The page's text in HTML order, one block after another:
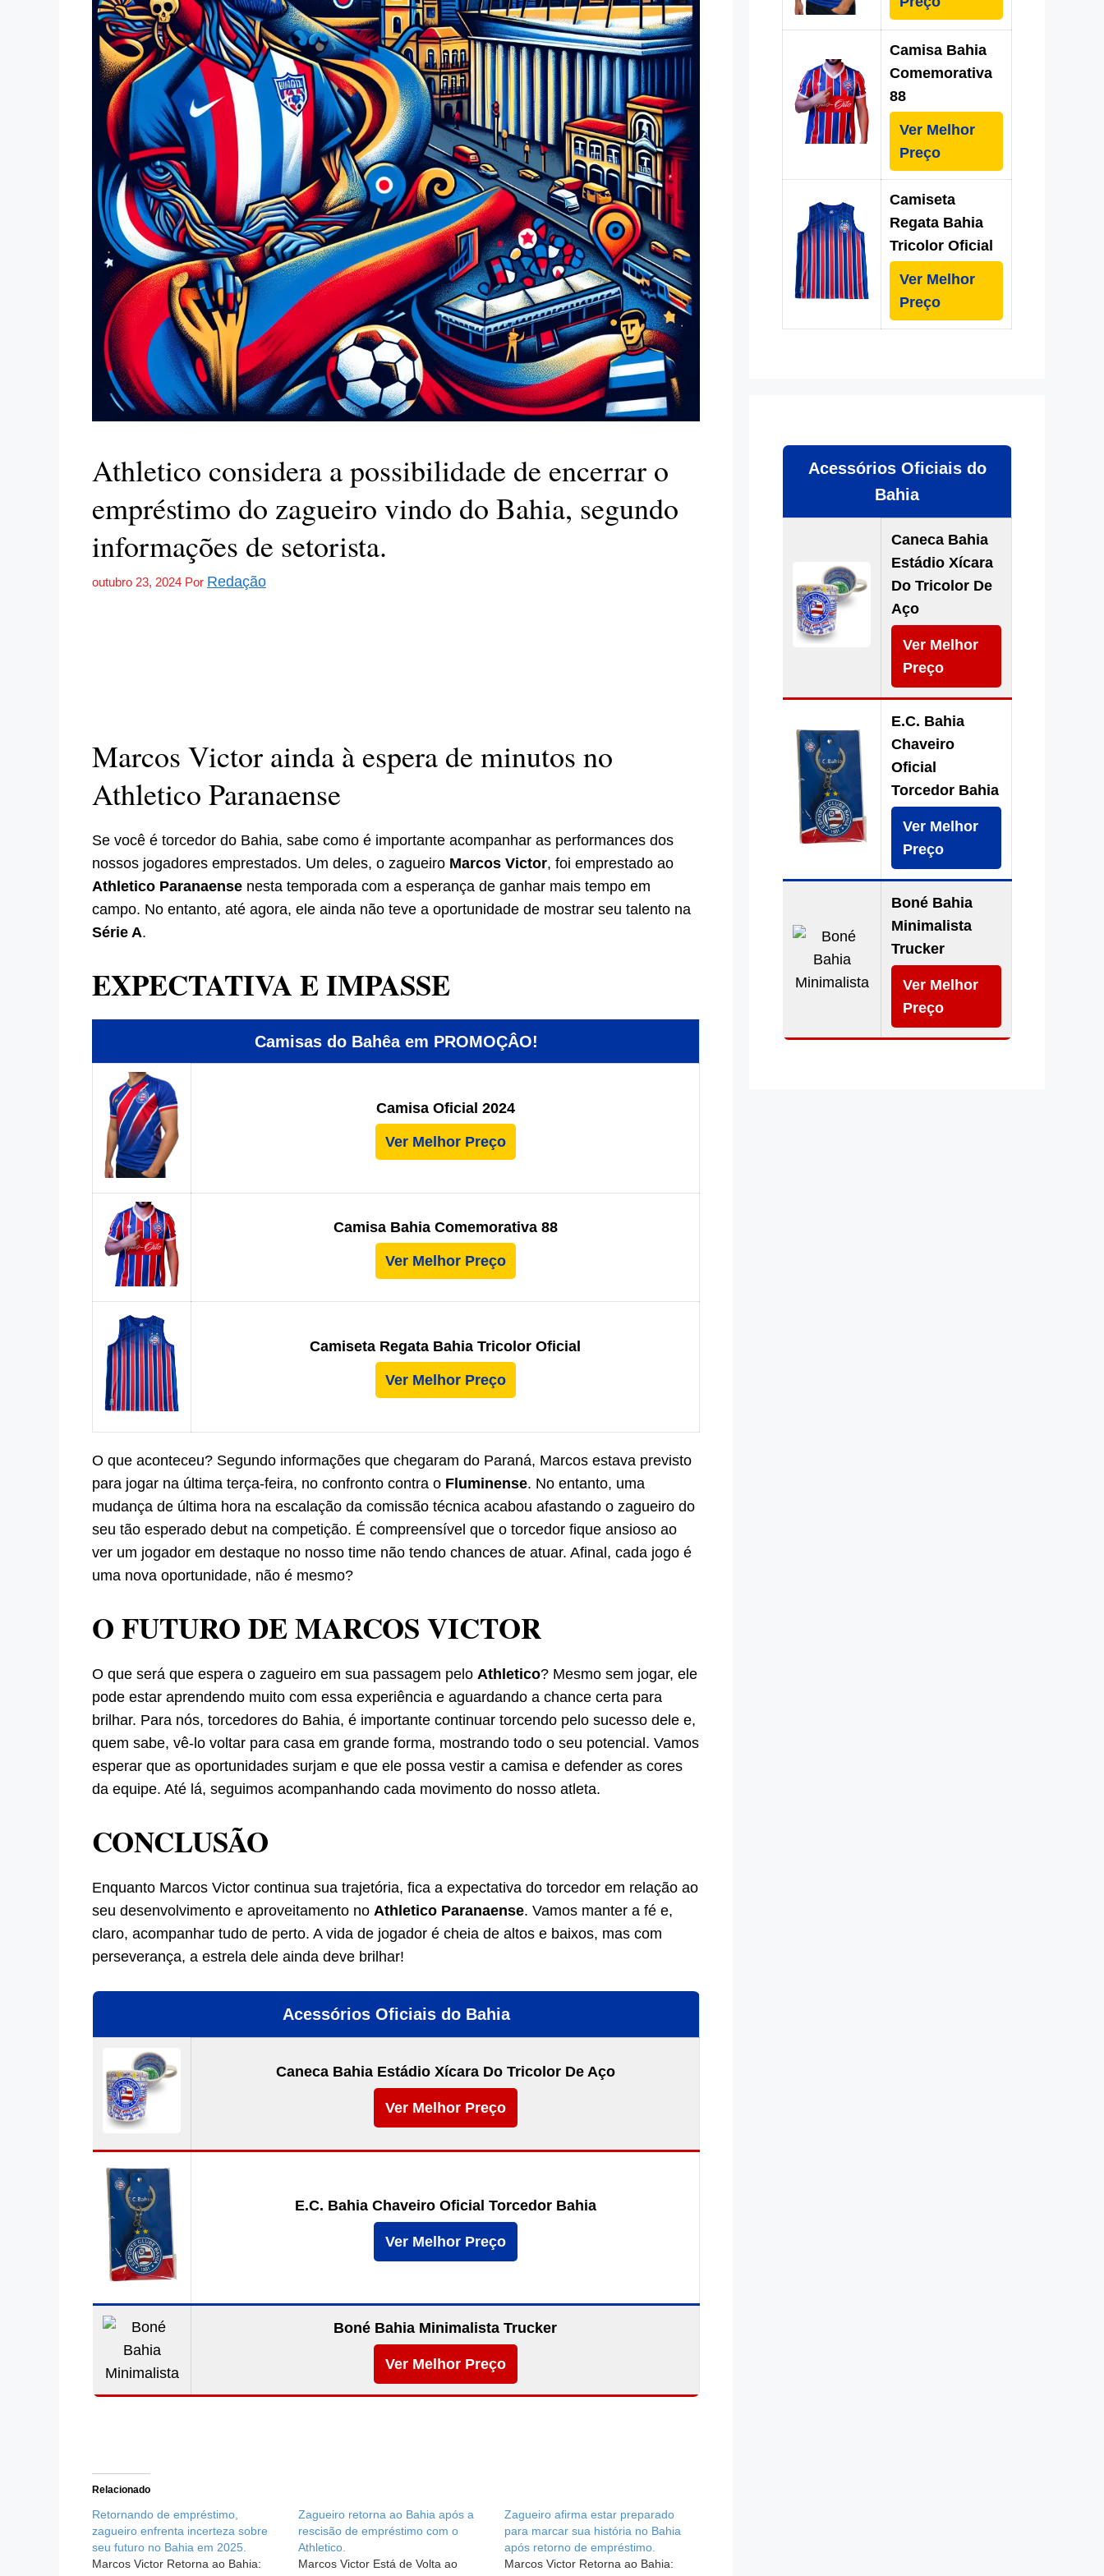
Athletico considera a possibilidade de encerrar o
empréstimo do zagueiro vindo do Bahia, segundo
informações de setorista.
outubro 23, 2024 Por Redação
Marcos Victor ainda à espera de minutos no
Athletico Paranaense
Se você é torcedor do Bahia, sabe como é importante acompanhar as performances dos
nossos jogadores emprestados. Um deles, o zagueiro Marcos Victor, foi emprestado ao
Athletico Paranaense nesta temporada com a esperança de ganhar mais tempo em
campo. No entanto, até agora, ele ainda não teve a oportunidade de mostrar seu talento na
Série A.
EXPECTATIVA E IMPASSE
Camisas do Bahêa em PROMOÇÂO!
Camisa Oficial 2024
Ver Melhor Preço
Camisa Bahia Comemorativa 88
Ver Melhor Preço
Camiseta Regata Bahia Tricolor Oficial
Ver Melhor Preço
O que aconteceu? Segundo informações que chegaram do Paraná, Marcos estava previsto
para jogar na última terça-feira, no confronto contra o Fluminense. No entanto, uma
mudança de última hora na escalação da comissão técnica acabou afastando o zagueiro do
seu tão esperado debut na competição. É compreensível que o torcedor fique ansioso ao
ver um jogador em destaque no nosso time não tendo chances de atuar. Afinal, cada jogo é
uma nova oportunidade, não é mesmo?
O FUTURO DE MARCOS VICTOR
O que será que espera o zagueiro em sua passagem pelo Athletico? Mesmo sem jogar, ele
pode estar aprendendo muito com essa experiência e aguardando a chance certa para
brilhar. Para nós, torcedores do Bahia, é importante continuar torcendo pelo sucesso dele e,
quem sabe, vê-lo voltar para casa em grande forma, mostrando todo o seu potencial. Vamos
esperar que as oportunidades surjam e que ele possa vestir a camisa e defender as cores
da equipe. Até lá, seguimos acompanhando cada movimento do nosso atleta.
CONCLUSÃO
Enquanto Marcos Victor continua sua trajetória, fica a expectativa do torcedor em relação ao
seu desenvolvimento e aproveitamento no Athletico Paranaense. Vamos manter a fé e,
claro, acompanhar tudo de perto. A vida de jogador é cheia de altos e baixos, mas com
perseverança, a estrela dele ainda deve brilhar!
Acessórios Oficiais do Bahia
Caneca Bahia Estádio Xícara Do Tricolor De Aço
Ver Melhor Preço
E.C. Bahia Chaveiro Oficial Torcedor Bahia
Ver Melhor Preço
Boné Bahia Minimalista Trucker
Ver Melhor Preço
Relacionado
Retornando de empréstimo,
zagueiro enfrenta incerteza sobre
seu futuro no Bahia em 2025.
Marcos Victor Retorna ao Bahia:
Zagueiro retorna ao Bahia após a
rescisão de empréstimo com o
Athletico.
Marcos Victor Está de Volta ao
Zagueiro afirma estar preparado
para marcar sua história no Bahia
após retorno de empréstimo.
Marcos Victor Retorna ao Bahia:
Camisa Bahia
Comemorativa
88
Ver Melhor
Preço
Camiseta
Regata Bahia
Tricolor Oficial
Ver Melhor
Preço
Acessórios Oficiais do
Bahia
Caneca Bahia
Estádio Xícara
Do Tricolor De
Aço
Ver Melhor
Preço
E.C. Bahia
Chaveiro
Oficial
Torcedor Bahia
Ver Melhor
Preço
Boné Bahia
Minimalista
Trucker
Ver Melhor
Preço